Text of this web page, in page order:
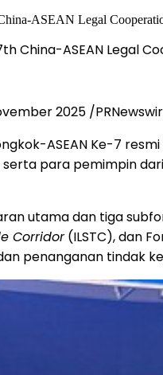
China-ASEAN Legal
2025 /
ASEAN Ke-7
serta para pemimpin
utama dan tiga
Corridor(ILSTC), dan
penanganan tindak